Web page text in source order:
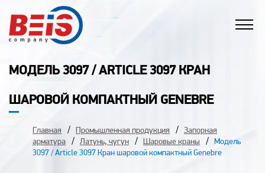
МОДЕЛЬ 3097 / ARTICLE 3097 КРАН
ШАРОВОЙ КОМПАКТНЫЙ GENEBRE
Главная Промышленная продукция
Запорная
арматура
Латунь, чугун Шаровые краны
Модель
3097 / Article 3097 Кран шаровой компактный Genebre